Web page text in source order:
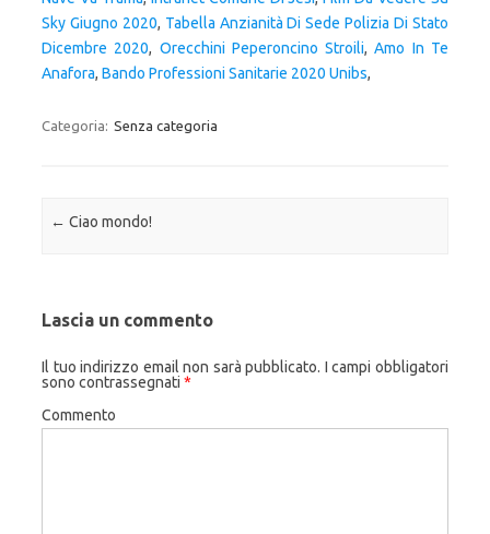
Sky Giugno 2020, Tabella Anzianità Di Sede Polizia Di Stato
Dicembre 2020, Orecchini Peperoncino Stroili,Amo In Te
Anafora, Bando Professioni Sanitarie 2020 Unibs,
Categoria: Senza categoria
Navigazione articolo
← Ciao mondo!
Lascia un commento
Il tuo indirizzo email non sarà pubblicato. I campi obbligatori
sono contrassegnati *
Commento